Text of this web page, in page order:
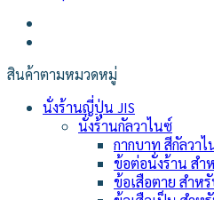
สินค้าตามหมวดหมู่
นั่งร้านญี่ปุ่น JIS
นั่งร้านกัลวาไนซ์
กากบาท สีกัลวา
ข้อต่อนั่งร้าน สำ
ข้อเสือตาย สำห